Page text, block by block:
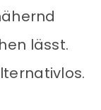
lässt.